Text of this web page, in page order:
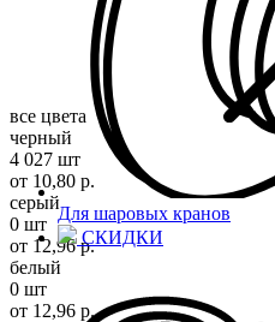
Для шаровых кранов
СКИДКИ
все цвета
черный
4 027 шт
от 10,80 р.
серый
0 шт
от 12,96 р.
белый
0 шт
от 12,96 р.